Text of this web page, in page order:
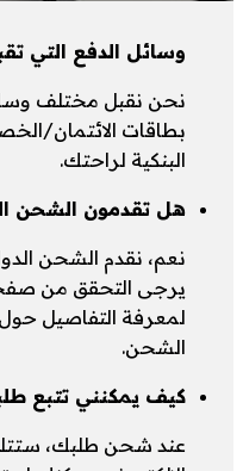
وسائل الدفع التي
نحن نقبل مختلف
بطاقات الائتمان/
البنكية لراحتك.
هل تقدمون الشحن
نعم، نقدم الشحن
يرجى التحقق من
لمعرفة التفاصيل
الشحن.
كيف يمكنني تتبع
عند شحن طلبك،